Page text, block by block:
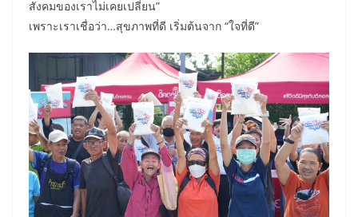
สังคมของเราไม่เคยเปลี่ยน”
เพราะเราเชื่อว่า…สุขภาพที่ดี เริ่มต้นจาก “ใจที่ดี”